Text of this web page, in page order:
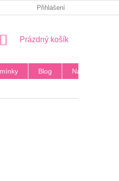
ÚDAJŮ BLOG
Přihlášení
NÁKUPNÍ
Prázdný košík
Blog Napište nám